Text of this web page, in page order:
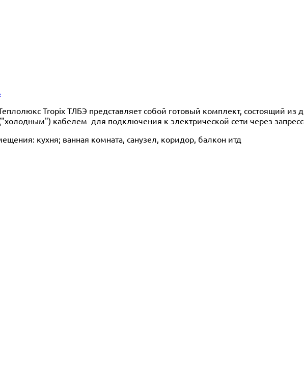
Tropix ТЛБЭ представляет собой готовый комплект, состоящий из
кабелем для подключения к электрической сети через
кухня; ванная комната, санузел, коридор, балкон итд